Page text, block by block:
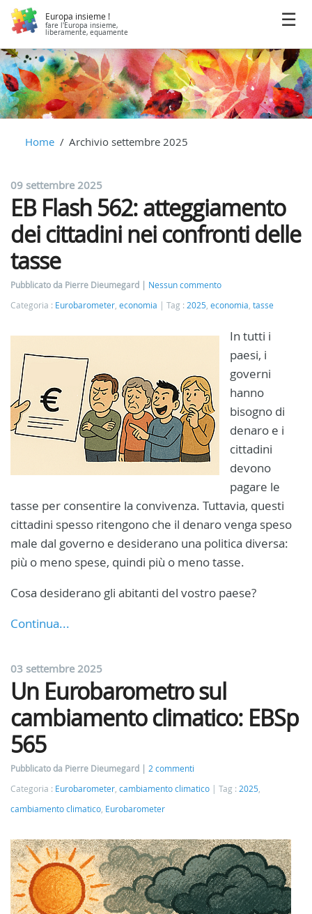
Europa insieme !
fare l'Europa insieme,
liberamente, equamente
Home Archivio settembre 2025
09 settembre 2025
EB Flash 562: atteggiamento
dei cittadini nei confronti delle
tasse
Pubblicato da Pierre Dieumegard
Nessun commento
Categoria : Eurobarometer economia Tag : 2025 economia tasse
In tutti i
paesi, i
governi
hanno
bisogno di
denaro e i
cittadini
devono
pagare le
tasse per consentire la convivenza. Tuttavia, questi
cittadini spesso ritengono che il denaro venga speso
male dal governo e desiderano una politica diversa:
più o meno spese, quindi più o meno tasse.
Cosa desiderano gli abitanti del vostro paese?
Continua...
03 settembre 2025
Un Eurobarometro sul
cambiamento climatico: EBSp
565
Pubblicato da Pierre Dieumegard
2 commenti
Categoria : Eurobarometer cambiamento climatico Tag : 2025
cambiamento climatico Eurobarometer